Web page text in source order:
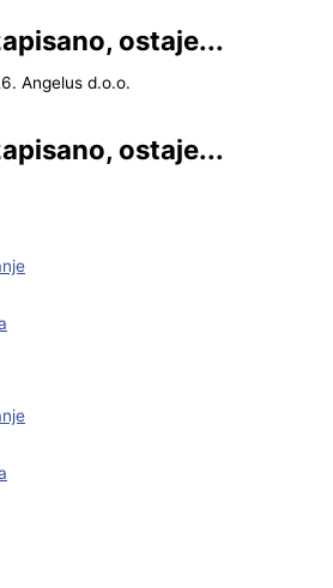
ostaje...
Angelus d.o.o.
ostaje...